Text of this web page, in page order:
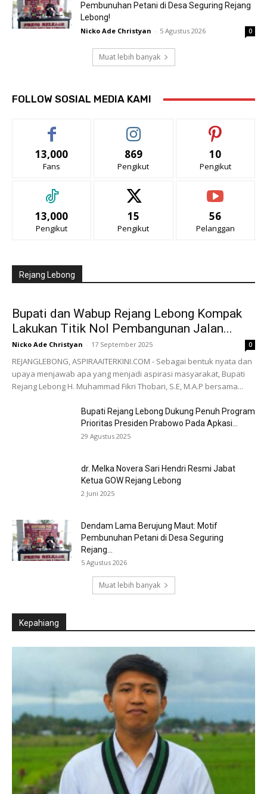
Pembunuhan Petani di Desa Seguring Rejang
Lebong!
Nicko Ade Christyan - 5 Agustus 2026 0
Muat lebih banyak
FOLLOW SOSIAL MEDIA KAMI
13,000
Fans
869
Pengikut
10
Pengikut
13,000
Pengikut
15
Pengikut
56
Pelanggan
Rejang Lebong
Bupati dan Wabup Rejang Lebong Kompak
Lakukan Titik Nol Pembangunan Jalan...
Nicko Ade Christyan - 17 September 2025 0
REJANGLEBONG, ASPIRAAITERKINI.COM - Sebagai bentuk nyata dan
upaya menjawab apa yang menjadi aspirasi masyarakat, Bupati
Rejang Lebong H. Muhammad Fikri Thobari, S.E, M.A.P bersama...
Bupati Rejang Lebong Dukung Penuh Program
Prioritas Presiden Prabowo Pada Apkasi...
29 Agustus 2025
dr. Melka Novera Sari Hendri Resmi Jabat
Ketua GOW Rejang Lebong
2 Juni 2025
Dendam Lama Berujung Maut: Motif
Pembunuhan Petani di Desa Seguring
Rejang...
5 Agustus 2026
Muat lebih banyak
Kepahiang